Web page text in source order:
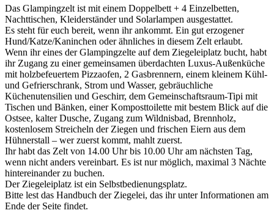
Das Glampingzelt ist mit einem Doppelbett + 4 Einzelbetten,
Nachttischen, Kleiderständer und Solarlampen ausgestattet.
Es steht für euch bereit, wenn ihr ankommt. Ein gut erzogener
Hund/Katze/Kaninchen oder ähnliches in diesem Zelt erlaubt.
Wenn ihr eines der Glampingzelte auf dem Ziegeleiplatz bucht, habt
ihr Zugang zu einer gemeinsamen überdachten Luxus-Außenküche
mit holzbefeuertem Pizzaofen, 2 Gasbrennern, einem kleinem Kühl-
und Gefrierschrank, Strom und Wasser, gebräuchliche
Küchenutensilien und Geschirr, dem Gemeinschaftsraum-Tipi mit
Tischen und Bänken, einer Komposttoilette mit bestem Blick auf die
Ostsee, kalter Dusche, Zugang zum Wildnisbad, Brennholz,
kostenlosem Streicheln der Ziegen und frischen Eiern aus dem
Hühnerstall – wer zuerst kommt, mahlt zuerst.
Ihr habt das Zelt von 14.00 Uhr bis 10.00 Uhr am nächsten Tag,
wenn nicht anders vereinbart. Es ist nur möglich, maximal 3 Nächte
hintereinander zu buchen.
Der Ziegeleiplatz ist ein Selbstbedienungsplatz.
Bitte lest das Handbuch der Ziegelei, das ihr unter Informationen am
Ende der Seite findet.